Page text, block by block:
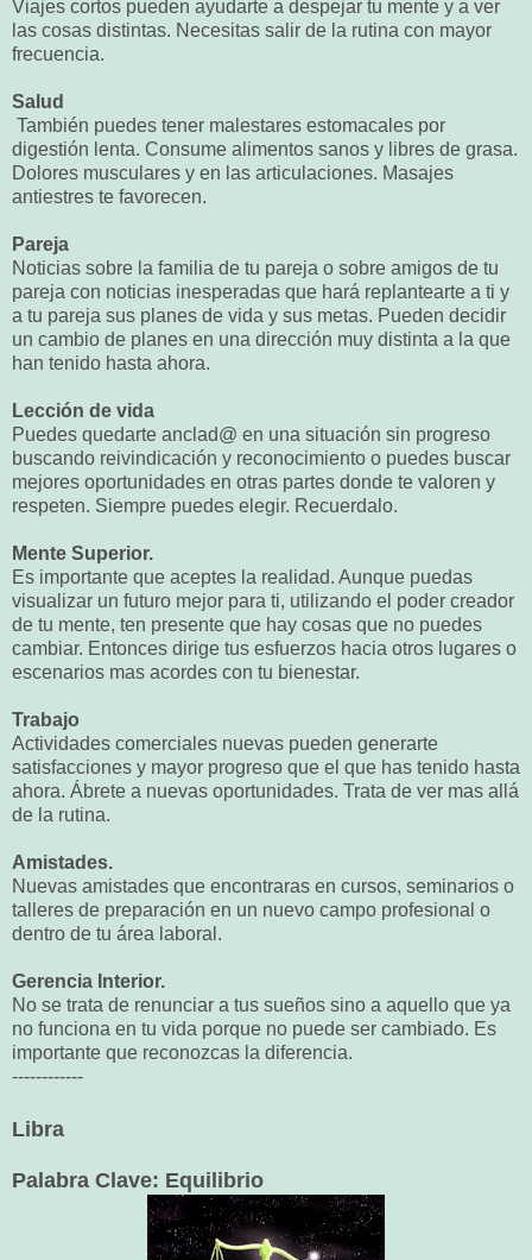
Viajes cortos pueden ayudarte a despejar tu mente y a ver
las cosas distintas. Necesitas salir de la rutina con mayor
frecuencia.
Salud
También puedes tener malestares estomacales por
digestión lenta. Consume alimentos sanos y libres de grasa.
Dolores musculares y en las articulaciones. Masajes
antiestres te favorecen.
Pareja
Noticias sobre la familia de tu pareja o sobre amigos de tu
pareja con noticias inesperadas que hará replantearte a ti y
a tu pareja sus planes de vida y sus metas. Pueden decidir
un cambio de planes en una dirección muy distinta a la que
han tenido hasta ahora.
Lección de vida
Puedes quedarte anclad@ en una situación sin progreso
buscando reivindicación y reconocimiento o puedes buscar
mejores oportunidades en otras partes donde te valoren y
respeten. Siempre puedes elegir. Recuerdalo.
Mente Superior.
Es importante que aceptes la realidad. Aunque puedas
visualizar un futuro mejor para ti, utilizando el poder creador
de tu mente, ten presente que hay cosas que no puedes
cambiar. Entonces dirige tus esfuerzos hacia otros lugares o
escenarios mas acordes con tu bienestar.
Trabajo
Actividades comerciales nuevas pueden generarte
satisfacciones y mayor progreso que el que has tenido hasta
ahora. Ábrete a nuevas oportunidades. Trata de ver mas allá
de la rutina.
Amistades.
Nuevas amistades que encontraras en cursos, seminarios o
talleres de preparación en un nuevo campo profesional o
dentro de tu área laboral.
Gerencia Interior.
No se trata de renunciar a tus sueños sino a aquello que ya
no funciona en tu vida porque no puede ser cambiado. Es
importante que reconozcas la diferencia.
------------
Libra
Palabra Clave: Equilibrio